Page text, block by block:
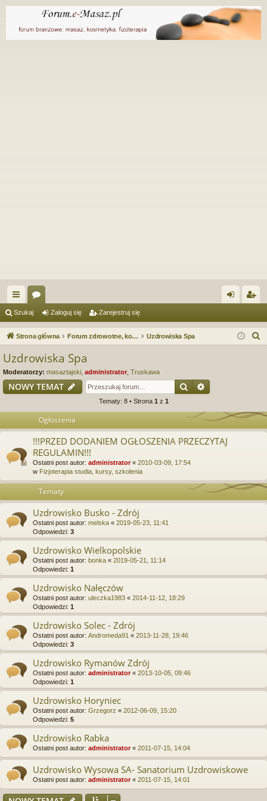
ię
ce
or
a og ej
Szukaj Zaloguj się Zarejestruj się
Strona główna Forum zdrowotne, kosmetyczne. Spa & Wellness. Forum serwisu Spa.e-Masaz.pl Uzdrowiska Spa
Uzdrowiska Spa
Moderatorzy: masaztajski administrator Truskawa
NOWY TEMAT SzukajWyszukiwanie
Tematy: 8 • Strona 1 z 1
Ogłoszenia
!!!PRZED DODANIEM OGŁOSZENIA PRZECZYTAJ
REGULAMIN!!!
Ostatni post autor: administrator« 2010-03-09, 17:54
w Fizjoterapia studia, kursy, szkolenia
Tematy
Uzdrowisko Busko - Zdrój
Ostatni post autor: melska « 2019-05-23, 11:41
Odpowiedzi: 3
Uzdrowisko Wielkopolskie
Ostatni post autor: bonka « 2019-05-21, 11:14
Odpowiedzi: 1
Uzdrowisko Nałęczów
Ostatni post autor: uleczka1983 « 2014-11-12, 18:29
Odpowiedzi: 1
Uzdrowisko Solec - Zdrój
Ostatni post autor: Andromeda91 « 2013-11-28, 19:46
Odpowiedzi: 3
Uzdrowisko Rymanów Zdrój
Ostatni post autor: administrator« 2013-10-05, 09:46
Odpowiedzi: 1
Uzdrowisko Horyniec
Ostatni post autor: Grzegorz « 2012-06-09, 15:20
Odpowiedzi: 5
Uzdrowisko Rabka
Ostatni post autor: administrator« 2011-07-15, 14:04
Uzdrowisko Wysowa SA- Sanatorium Uzdrowiskowe
Ostatni post autor: administrator« 2011-07-15, 14:01